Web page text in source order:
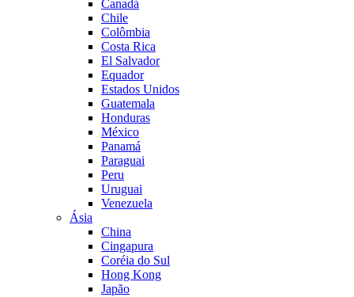
Canadá
Chile
Colômbia
Costa Rica
El Salvador
Equador
Estados Unidos
Guatemala
Honduras
México
Panamá
Paraguai
Peru
Uruguai
Venezuela
Ásia
China
Cingapura
Coréia do Sul
Hong Kong
Japão